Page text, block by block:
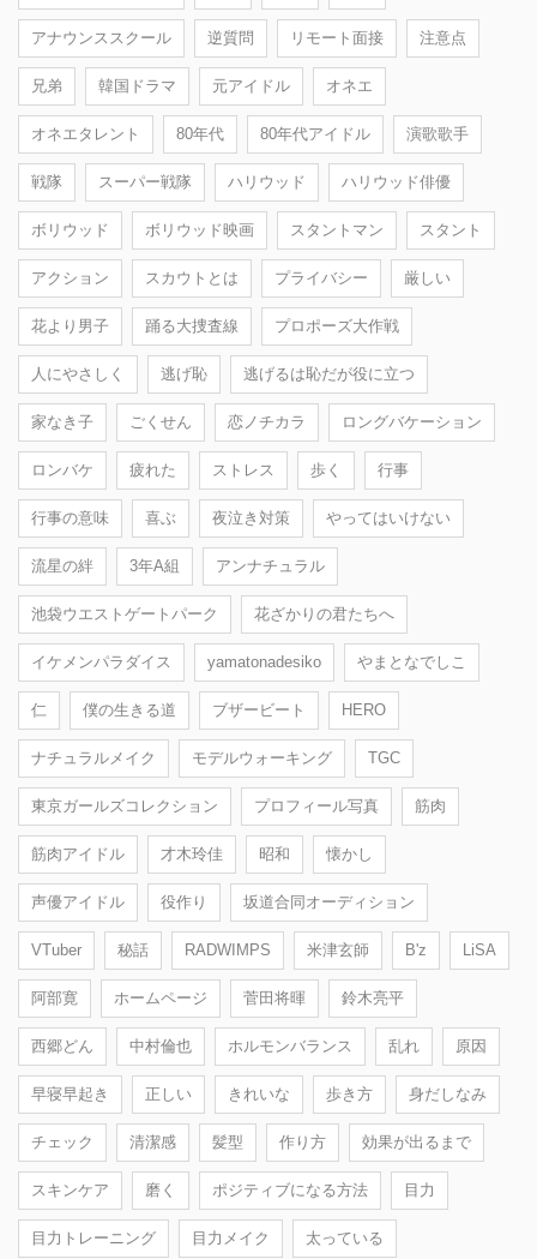
アナウンススクール 逆質問 リモート面接 注意点
兄弟 韓国ドラマ 元アイドル オネエ
オネエタレント 80年代 80年代アイドル 演歌歌手
戦隊 スーパー戦隊 ハリウッド ハリウッド俳優
ボリウッド ボリウッド映画 スタントマン スタント
アクション スカウトとは プライバシー 厳しい
花より男子 踊る大捜査線 プロポーズ大作戦
人にやさしく 逃げ恥 逃げるは恥だが役に立つ
家なき子 ごくせん 恋ノチカラ ロングバケーション
ロンバケ 疲れた ストレス 歩く 行事
行事の意味 喜ぶ 夜泣き対策 やってはいけない
流星の絆 3年A組 アンナチュラル
池袋ウエストゲートパーク 花ざかりの君たちへ
イケメンパラダイス yamatonadesiko やまとなでしこ
仁 僕の生きる道 ブザービート HERO
ナチュラルメイク モデルウォーキング TGC
東京ガールズコレクション プロフィール写真 筋肉
筋肉アイドル 才木玲佳 昭和 懐かし
声優アイドル 役作り 坂道合同オーディション
VTuber 秘話 RADWIMPS 米津玄師 B'z LiSA
阿部寛 ホームページ 菅田将暉 鈴木亮平
西郷どん 中村倫也 ホルモンバランス 乱れ 原因
早寝早起き 正しい きれいな 歩き方 身だしなみ
チェック 清潔感 髪型 作り方 効果が出るまで
スキンケア 磨く ポジティブになる方法 目力
目力トレーニング 目力メイク 太っている